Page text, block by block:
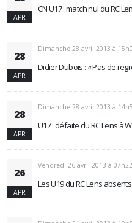
APR
CN U17 : match nul du RC
28
APR
Dimanche 28 avril 2013 à
Didier Dubois : « Pas de
28
APR
Dimanche 28 avril 2013 à
U17 : défaite du RC Lens à
26
APR
Vendredi 26 avril 2013 à 07h22
Les U19 du RC Lens